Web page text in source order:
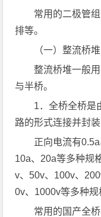
常用的二极管
排等。
（一）整流桥堆
整流桥堆一般
与半桥。
1．全桥全桥是
路的形式连接并封
正向电流有
10a、20a等多种规
v、50v、100v、
0v、1000v等多种规
常用的国产全